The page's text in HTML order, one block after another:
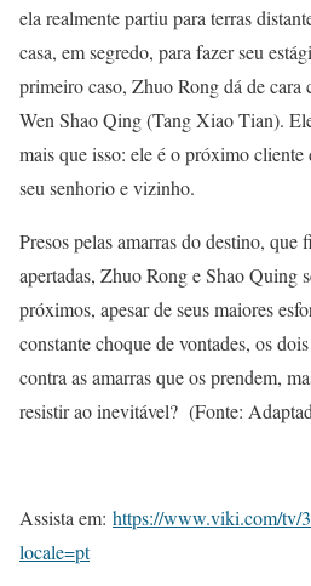
ela realmente partiu para terras
casa, em segredo, para fazer seu
primeiro caso, Zhuo Rong dá de
Wen Shao Qing (Tang Xiao Tian).
mais que isso: ele é o próximo
seu senhorio e vizinho.
Presos pelas amarras do destino, que
apertadas, Zhuo Rong e Shao Quing
próximos, apesar de seus maiores
constante choque de vontades, os
contra as amarras que os prendem,
resistir ao inevitável? (Fonte:
Assista em: https://www.viki.com/tv/
locale=pt